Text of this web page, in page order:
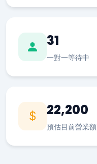
31
一對一等待中
22,200
預估目前營業額